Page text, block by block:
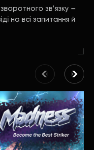
зв’язку –
на всі запитання й